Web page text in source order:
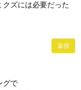
ズには必要だった
返信
グで